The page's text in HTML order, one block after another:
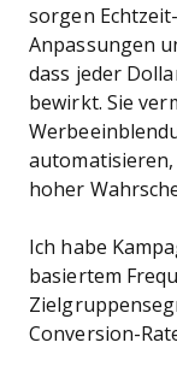
sorgen
Anpassungen
dass jeder
bewirkt. Sie
hoher
Ich habe
basiertem
Conversion-